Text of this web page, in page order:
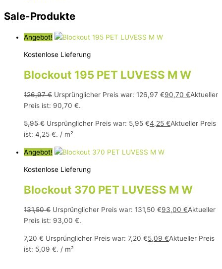
Sale-Produkte
Angebot!
Kostenlose Lieferung
Blockout 195 PET LUVESS M W
126,97€ Ursprünglicher Preis war: 126,97 €90,70 €Aktueller
Preis ist: 90,70 €.
5,95€ Ursprünglicher Preis war: 5,95 €4,25 €Aktueller Preis
ist: 4,25 €. / m²
Angebot!
Kostenlose Lieferung
Blockout 370 PET LUVESS M W
131,50€ Ursprünglicher Preis war: 131,50 €93,00 €Aktueller
Preis ist: 93,00 €.
7,20€ Ursprünglicher Preis war: 7,20 €5,09 €Aktueller Preis
ist: 5,09 €. / m²